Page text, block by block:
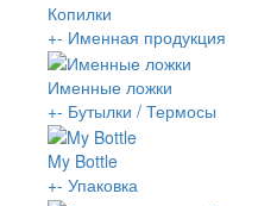
Копилки
+- Именная продукция
Именные ложки
+- Бутылки / Термосы
My Bottle
+- Упаковка